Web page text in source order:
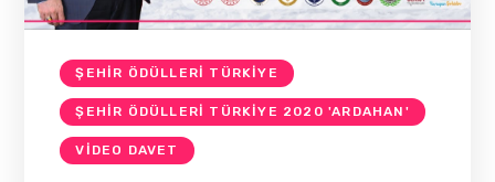
ŞEHIR ÖDÜLLERI TÜRKIYE
ŞEHIR ÖDÜLLERI TÜRKIYE 2020 'ARDAHAN'
VIDEO DAVET